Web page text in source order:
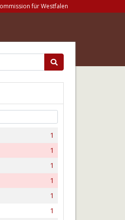
für Westfalen
1
1
1
1
1
1